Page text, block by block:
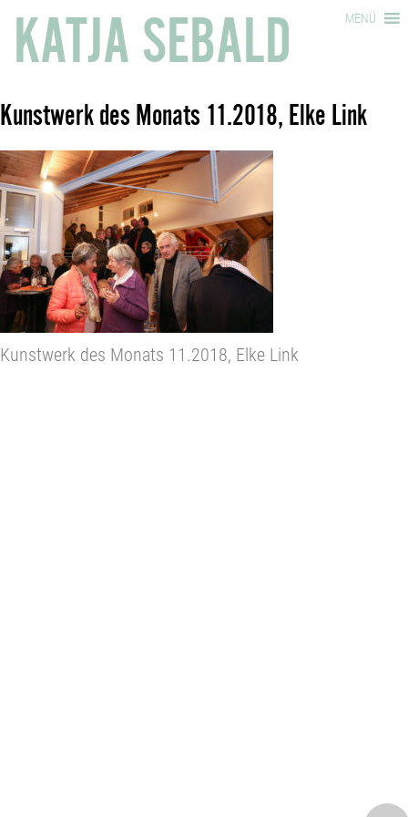
KATJA SEBALD MENÜ
Kunstwerk des Monats 11.2018, Elke Link
Kunstwerk des Monats 11.2018, Elke Link